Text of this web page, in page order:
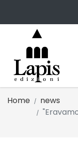
Home
news